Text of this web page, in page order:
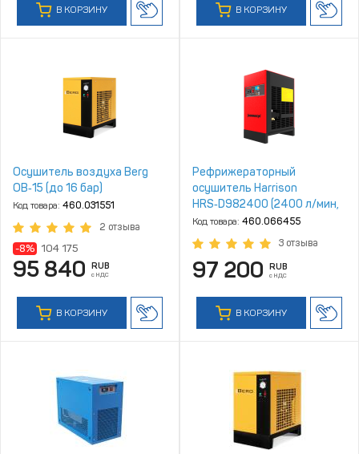
В КОРЗИНУ В КОРЗИНУ
Осушитель воздуха Berg
ОВ‑15 (до 16 бар)
Код товара: 460.031551
2 отзыва
-8% 104 175
95 840 RUB
с НДС
В КОРЗИНУ
Рефрижераторный
осушитель Harrison
HRS‑D982400 (2400 л/мин,
4‑16 бар)
Код товара: 460.066455
3 отзыва
97 200 RUB
с НДС
В КОРЗИНУ